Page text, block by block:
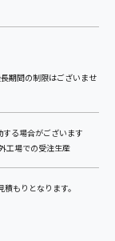
期間の制限はございませ
る場合がございます
工場での受注生産
もりとなります。